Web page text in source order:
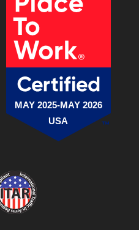
MAY 2025-MAY 2026
USA